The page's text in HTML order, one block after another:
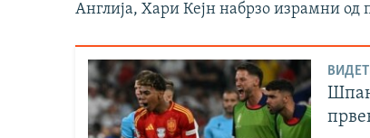
Англија, Хари Кејн набрзо израмни од